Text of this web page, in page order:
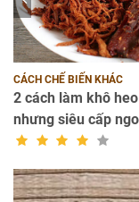
CÁCH CHẾ BIẾN KHÁC
2 cách làm khô
nhưng siêu cấp